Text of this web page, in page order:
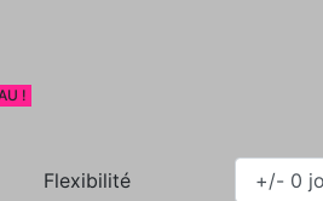
!
Flexibilité